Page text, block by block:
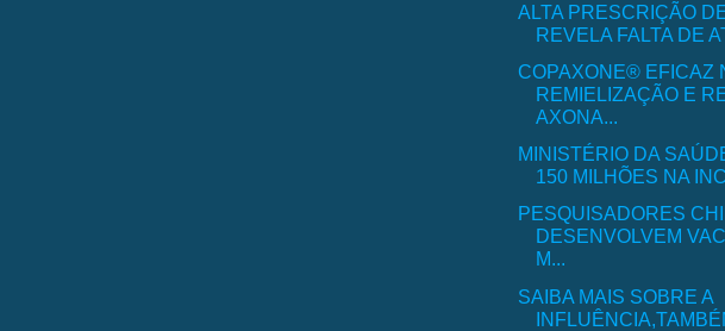
ALTA PRESCRIÇÃO
REVELA FALTA DE
COPAXONE® EFICAZ
REMIELIZAÇÃO E
AXONA...
MINISTÉRIO DA
150 MILHÕES NA
PESQUISADORES
DESENVOLVEM
M...
SAIBA MAIS SOBRE A